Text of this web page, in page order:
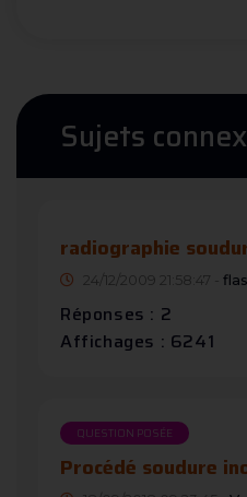
Sujets
radiographie
24/12/2009 21:58:47 -
Réponses : 2
Affichages : 6241
QUESTION POSÉE
Procédé soudure